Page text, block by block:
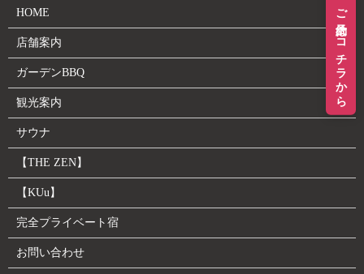
HOME
店舗案内
ガーデンBBQ
観光案内
サウナ
【THE ZEN】
【KUu】
完全プライベート宿
お問い合わせ
ご予約はコチラから